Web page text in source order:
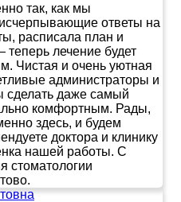
так, как мы
ответы на
расписала план и
лечение будет
Чистая и очень уютная
администраторы и
сделать даже самый
комфортным. Рады,
здесь, и будем
доктора и клинику
нашей работы. С
стоматологии